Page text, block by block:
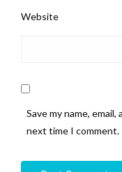
Website
Save my name,
next time I comment.